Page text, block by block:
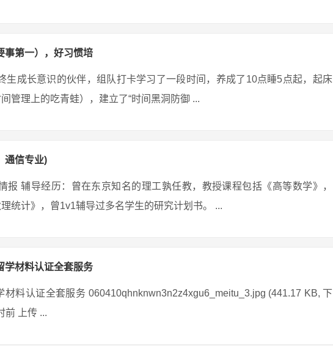
事第一），好习惯培
生成长意识的伙伴，组队打卡学习了一段时间，养成了10点睡5点起，起床
管理上的吃青蛙），建立了“时间黑洞防御 ...
通信专业)
报 辅导经历：曾在东京知名的理工孰任教，教授课程包括《高等数学》，
统计》，曾1v1辅导过多名学生的研究计划书。 ...
学材料认证全套服务
料认证全套服务 060410qhnknwn3n2z4xgu6_meitu_3.jpg (441.17 KB, 下
前 上传 ...